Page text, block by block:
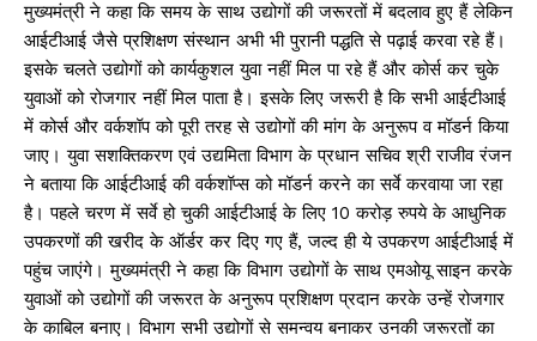
मुख्यमंत्री ने कहा कि समय के साथ उद्योगों की जरूरतों में बदलाव हुए हैं लेकिन
आईटीआई जैसे प्रशिक्षण संस्थान अभी भी पुरानी पद्धति से पढ़ाई करवा रहे हैं।
इसके चलते उद्योगों को कार्यकुशल युवा नहीं मिल पा रहे हैं और कोर्स कर चुके
युवाओं को रोजगार नहीं मिल पाता है। इसके लिए जरूरी है कि सभी आईटीआई
में कोर्स और वर्कशॉप को पूरी तरह से उद्योगों की मांग के अनुरूप व मॉडर्न किया
जाए। युवा सशक्तिकरण एवं उद्यमिता विभाग के प्रधान सचिव श्री राजीव रंजन
ने बताया कि आईटीआई की वर्कशॉप्स को मॉडर्न करने का सर्वे करवाया जा रहा
है। पहले चरण में सर्वे हो चुकी आईटीआई के लिए 10 करोड़ रुपये के आधुनिक
उपकरणों की खरीद के ऑर्डर कर दिए गए हैं, जल्द ही ये उपकरण आईटीआई में
पहुंच जाएंगे। मुख्यमंत्री ने कहा कि विभाग उद्योगों के साथ एमओयू साइन करके
युवाओं को उद्योगों की जरूरत के अनुरूप प्रशिक्षण प्रदान करके उन्हें रोजगार
के काबिल बनाए। विभाग सभी उद्योगों से समन्वय बनाकर उनकी जरूरतों का